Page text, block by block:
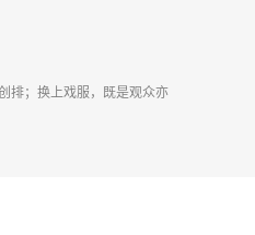
排；换上戏服，既是观众亦